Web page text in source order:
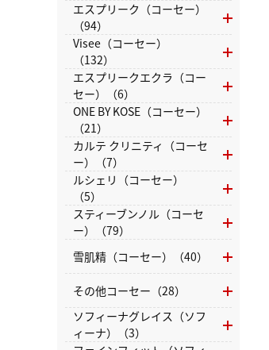
エスプリーク（コーセー）
（94）
Visee（コーセー）
（132）
エスプリークエクラ（コー
セー）（6）
ONE BY KOSE（コーセー）
（21）
カルテ クリニティ（コーセ
ー）（7）
ルシェリ（コーセー）
（5）
スティーブンノル（コーセ
ー）（79）
雪肌精（コーセー）（40）
その他コーセー（28）
ソフィーナグレイス（ソフ
ィーナ）（3）